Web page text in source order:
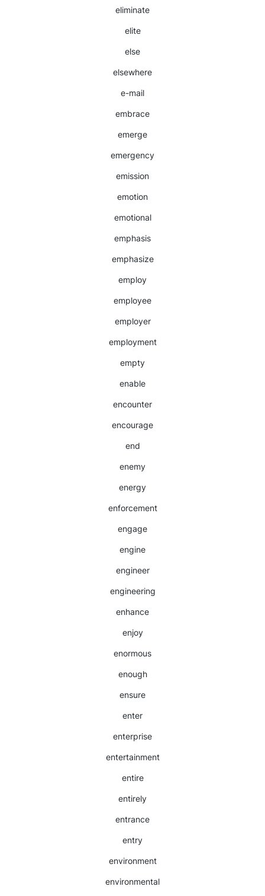
eliminate
elite
else
elsewhere
e-mail
embrace
emerge
emergency
emission
emotion
emotional
emphasis
emphasize
employ
employee
employer
employment
empty
enable
encounter
encourage
end
enemy
energy
enforcement
engage
engine
engineer
engineering
enhance
enjoy
enormous
enough
ensure
enter
enterprise
entertainment
entire
entirely
entrance
entry
environment
environmental